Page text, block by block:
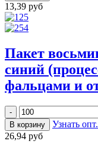
13,39 руб
Пакет
синий
фальцами и
Узнать
26,94 руб